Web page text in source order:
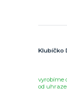
Klubíčko
vyrobíme
od